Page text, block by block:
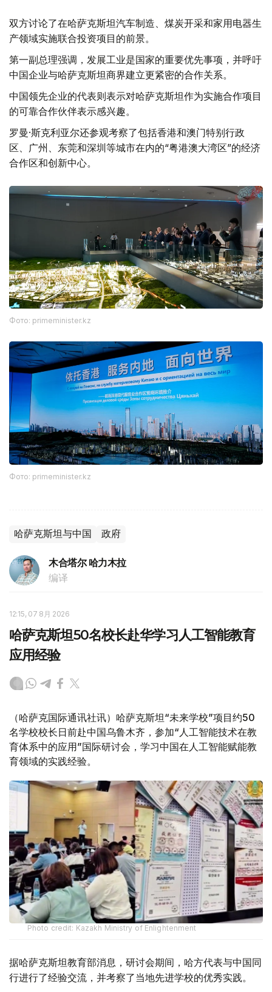
双方讨论了在哈萨克斯坦汽车制造、煤炭开采和家用电器生
产领域实施联合投资项目的前景。
第一副总理强调，发展工业是国家的重要优先事项，并呼吁
中国企业与哈萨克斯坦商界建立更紧密的合作关系。
中国领先企业的代表则表示对哈萨克斯坦作为实施合作项目
的可靠合作伙伴表示感兴趣。
罗曼·斯克利亚尔还参观考察了包括香港和澳门特别行政
区、广州、东莞和深圳等城市在内的“粤港澳大湾区”的经济
合作区和创新中心。
Фото: primeminister.kz
Фото: primeminister.kz
哈萨克斯坦与中国 政府
木合塔尔 哈力木拉
编译
12:15, 07 8月 2026
哈萨克斯坦50名校长赴华学习人工智能教育
应用经验
（哈萨克国际通讯社讯）哈萨克斯坦“未来学校”项目约50
名学校校长日前赴中国乌鲁木齐，参加“人工智能技术在教
育体系中的应用”国际研讨会，学习中国在人工智能赋能教
育领域的实践经验。
Photo credit: Kazakh Ministry of Enlightenment
据哈萨克斯坦教育部消息，研讨会期间，哈方代表与中国同
行进行了经验交流，并考察了当地先进学校的优秀实践。